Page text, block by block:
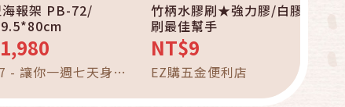
海報架 PB-72/
- 讓你一週七天身心
竹柄水膠刷★強力膠/白膠塗
刷最佳幫手
NT$9
EZ購五金便利店